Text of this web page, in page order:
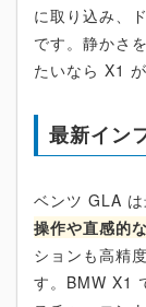
に取り込み、
です。静かさ
たいなら X1
最新イン
ベンツ GLA は
操作や直感的
ションも高精
す。BMW X1